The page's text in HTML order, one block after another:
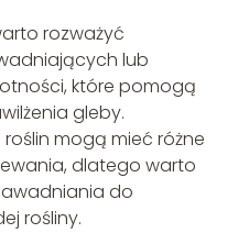
rozważyć
lub
które pomogą
gleby.
mogą mieć różne
dlatego warto
do
rośliny.